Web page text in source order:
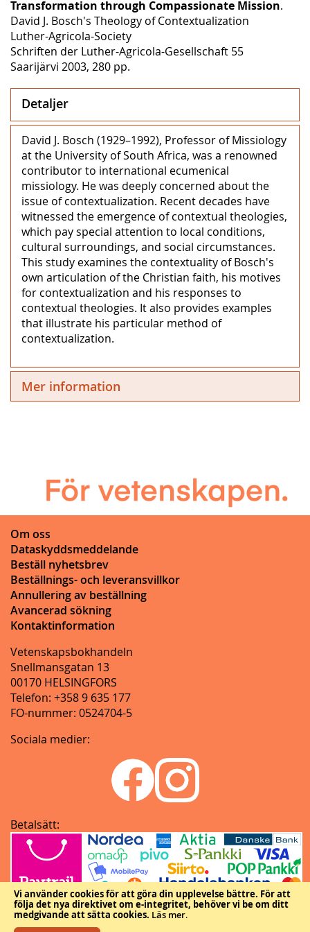
Vi använder cookies för att göra din upplevelse bättre. För att
följa det nya direktivet om e-integritet, behöver vi be om ditt
medgivande att sätta cookies. Läs mer.
Transformation through Compassionate Mission.
David J. Bosch's Theology of Contextualization
Luther-Agricola-Society
Schriften der Luther-Agricola-Gesellschaft 55
Saarijärvi 2003, 280 pp.
Detaljer
David J. Bosch (1929–1992), Professor of Missiology
at the University of South Africa, was a renowned
contributor to international ecumenical
missiology. He was deeply concerned about the
issue of contextualization. Recent decades have
witnessed the emergence of contextual theologies,
which pay special attention to local conditions,
cultural surroundings, and social circumstances.
This study examines the contextuality of Bosch's
own articulation of the Christian faith, his motives
for contextualization and his responses to
contextual theologies. It also provides examples
that illustrate his particular method of
contextualization.
Mer information
Om oss
Dataskyddsmeddelande
Beställ nyhetsbrev
Beställnings- och leveransvillkor
Annullering av beställning
Avancerad sökning
Kontaktinformation
Vetenskapsbokhandeln
Snellmansgatan 13
00170 HELSINGFORS
Telefon: +358 9 635 177
FO-nummer: 0524704-5
Sociala medier:
Betalsätt: